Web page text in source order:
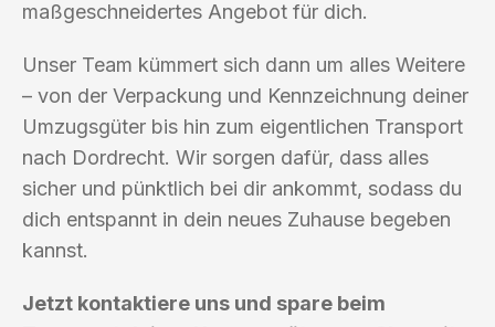
maßgeschneidertes Angebot für dich.
Unser Team kümmert sich dann um alles Weitere
– von der Verpackung und Kennzeichnung deiner
Umzugsgüter bis hin zum eigentlichen Transport
nach Dordrecht. Wir sorgen dafür, dass alles
sicher und pünktlich bei dir ankommt, sodass du
dich entspannt in dein neues Zuhause begeben
kannst.
Jetzt kontaktiere uns und spare beim